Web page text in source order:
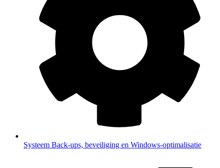
Systeem Back-ups, beveiliging en Windows-optimalisatie